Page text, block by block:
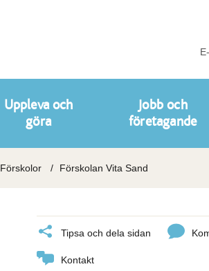
Uppleva och
göra
Jobb och
företagande
Förskolor Förskolan Vita Sand
Tipsa och dela sidan
Kontakt